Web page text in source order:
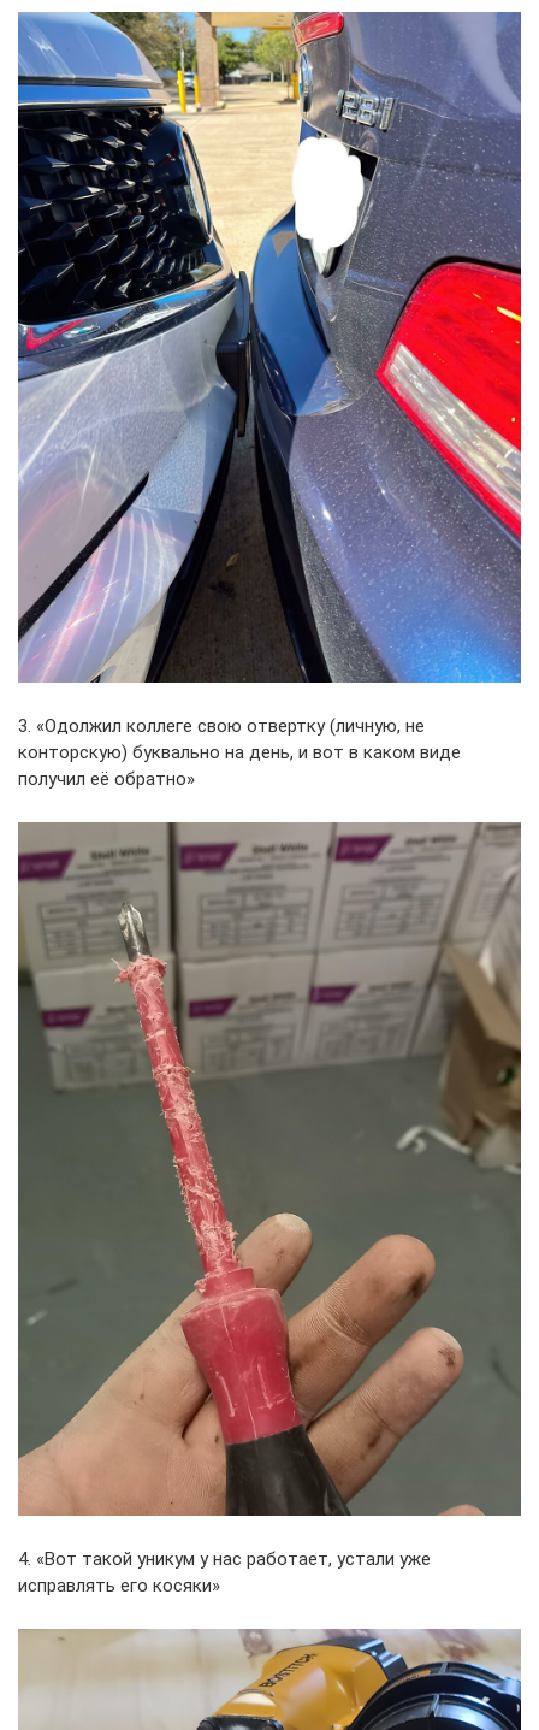
3. «Одолжил коллеге свою отвертку (личную, не
конторскую) буквально на день, и вот в каком виде
получил её обратно»
4. «Вот такой уникум у нас работает, устали уже
исправлять его косяки»